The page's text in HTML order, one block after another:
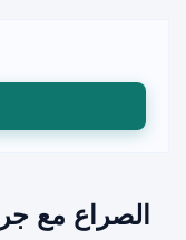
الصراع مع